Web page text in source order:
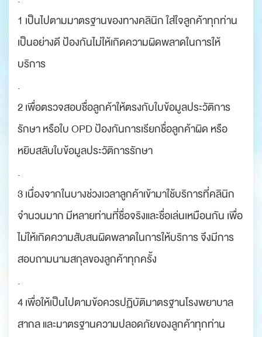
1 เป็นไปตามมาตรฐานของทางคลินิก ใส่ใจลูกค้าทุกท่าน
เป็นอย่างดี ป้องกันไม่ให้เกิดความผิดพลาดในการให้
บริการ
.
2 เพื่อตรวจสอบชื่อลูกค้าให้ตรงกับใบข้อมูลประวัติการ
รักษา หรือใบ OPD ป้องกันการเรียกชื่อลูกค้าผิด หรือ
หยิบสลับใบข้อมูลประวัติการรักษา
.
3 เนื่องจากในบางช่วงเวลาลูกค้าเข้ามาใช้บริการที่คลินิก
จำนวนมาก มีหลายท่านที่ชื่อจริงและชื่อเล่นเหมือนกัน เพื่อ
ไม่ให้เกิดความสับสนผิดพลาดในการให้บริการ จึงมีการ
สอบถามนามสกุลของลูกค้าทุกครั้ง
.
4 เพื่อให้เป็นไปตามข้อควรปฏิบัติมาตรฐานโรงพยาบาล
สากล และมาตรฐานความปลอดภัยของลูกค้าทุกท่าน